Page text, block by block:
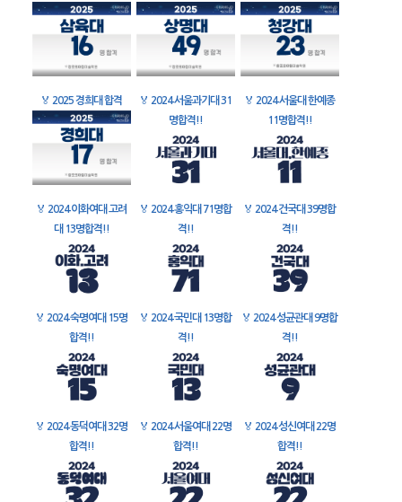
🏅 2025 경희대 합격 🏅 2024 서울과기대 31
명합격!!
🏅 2024 서울대 한예종
11명합격!!
🏅 2024 이화여대 고려
대 13명합격!!
🏅 2024 홍익대 71명합
격!!
🏅 2024 건국대 39명합
격!!
🏅 2024 숙명여대 15명
합격!!
🏅 2024 국민대 13명합
격!!
🏅 2024 성균관대 9명합
격!!
🏅 2024 동덕여대 32명
합격!!
🏅 2024 서울여대 22명
합격!!
🏅 2024 성신여대 22명
합격!!